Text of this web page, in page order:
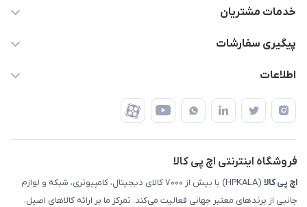
63 0000 43 - 021
تهران - طبقه سوم تجاری - پلاک 11014
خدمات مشتریان
قوانین و مقررات
ضمانت اصالت کالا
پیگیری سفارشات
رهگیری مرسولات پست
رهگیری مرسولات چاپار
رهگیری مرسولات ماهکس
اطلاعات
درباره ما
تماس با ما
فروشگاه اینترنتی اچ پی کالا
اچ‌ پی‌ کالا
(HPKALA) با بیش از ۷۰۰۰ کالای دیجیتال، کامپیوتری، شبکه و لوازم
جانبی از برندهای معتبر جهانی فعالیت می‌کند. تمرکز ما بر ارائه کالاهای اصیل،